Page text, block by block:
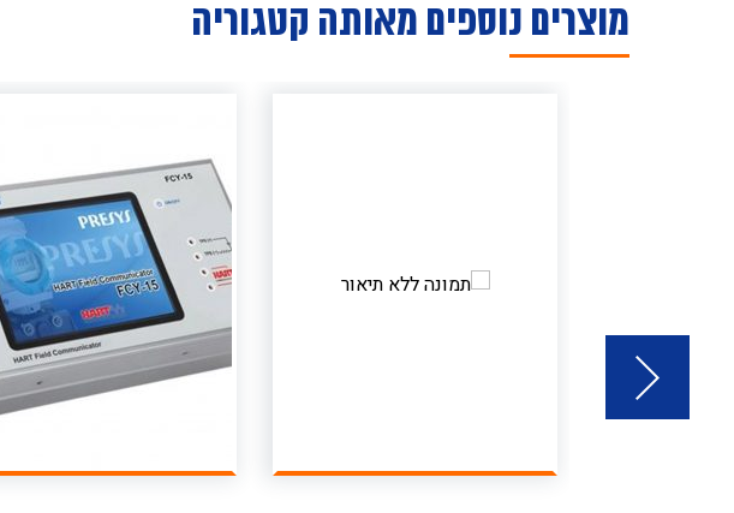
מוצרים נוספים מאותה קטגוריה